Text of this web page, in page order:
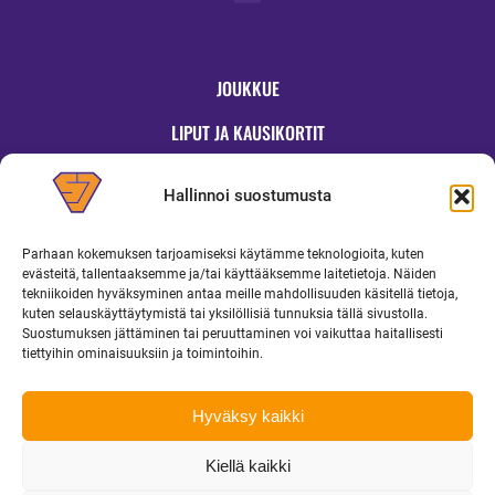
Hallinnoi suostumusta
Parhaan kokemuksen tarjoamiseksi käytämme teknologioita, kuten
evästeitä, tallentaaksemme ja/tai käyttääksemme laitetietoja. Näiden
tekniikoiden hyväksyminen antaa meille mahdollisuuden käsitellä tietoja,
kuten selauskäyttäytymistä tai yksilöllisiä tunnuksia tällä sivustolla.
Suostumuksen jättäminen tai peruuttaminen voi vaikuttaa haitallisesti
tiettyihin ominaisuuksiin ja toimintoihin.
Hyväksy kaikki
Kiellä kaikki
JOUKKUE
LIPUT JA KAUSIKORTIT
OTTELUINFO
UUTISET
YRITYKSILLE
MEDIALLE